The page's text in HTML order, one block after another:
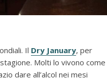
Il Dry January, per
Molti lo vivono come
dare all’alcol nei mesi